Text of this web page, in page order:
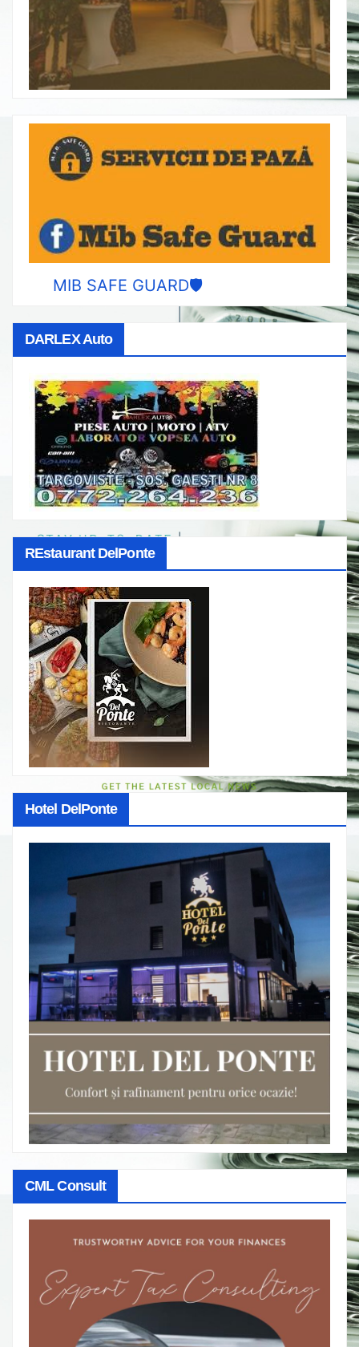
MIB SAFE GUARD🛡️
DARLEX Auto
REstaurant DelPonte
Hotel DelPonte
CML Consult